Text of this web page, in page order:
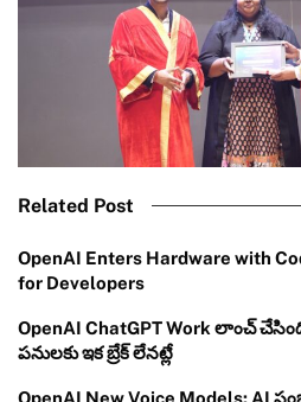
Related Post
OpenAI Enters Hardware with
for Developers
OpenAI ChatGPT Work లాంచ్
పనులకు ఇక బ్రేక్ లేనట్లే
OpenAI New Voice Models: AI